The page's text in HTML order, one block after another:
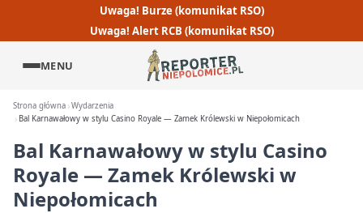
Uwaga! Burze (komunikat RSO)
Uwaga! Alert RCB (komunikat RSO)
MENU
Strona główna Wydarzenia
Bal Karnawałowy w stylu Casino Royale — Zamek Królewski w Niepołomicach
Bal Karnawałowy w stylu Casino
Royale — Zamek Królewski w
Niepołomicach